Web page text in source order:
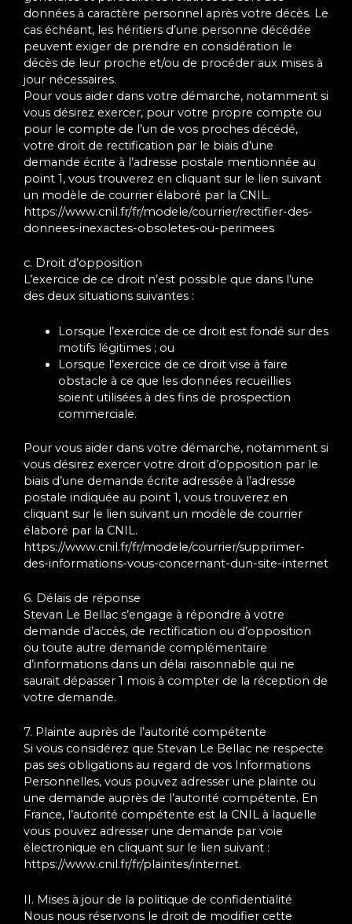
données à caractère personnel après votre décès. Le
cas échéant, les héritiers d’une personne décédée
peuvent exiger de prendre en considération le
décès de leur proche et/ou de procéder aux mises à
jour nécessaires.
Pour vous aider dans votre démarche, notamment si
vous désirez exercer, pour votre propre compte ou
pour le compte de l’un de vos proches décédé,
votre droit de rectification par le biais d’une
demande écrite à l’adresse postale mentionnée au
point 1, vous trouverez en cliquant sur le lien suivant
un modèle de courrier élaboré par la CNIL.
https://www.cnil.fr/fr/modele/courrier/rectifier-des-
donnees-inexactes-obsoletes-ou-perimees
c. Droit d’opposition
L’exercice de ce droit n’est possible que dans l’une
des deux situations suivantes :
Lorsque l’exercice de ce droit est fondé sur des
motifs légitimes ; ou
Lorsque l’exercice de ce droit vise à faire
obstacle à ce que les données recueillies
soient utilisées à des fins de prospection
commerciale.
Pour vous aider dans votre démarche, notamment si
vous désirez exercer votre droit d’opposition par le
biais d’une demande écrite adressée à l’adresse
postale indiquée au point 1, vous trouverez en
cliquant sur le lien suivant un modèle de courrier
élaboré par la CNIL.
https://www.cnil.fr/fr/modele/courrier/supprimer-
des-informations-vous-concernant-dun-site-internet
6. Délais de réponse
Stevan Le Bellac s’engage à répondre à votre
demande d’accès, de rectification ou d’opposition
ou toute autre demande complémentaire
d’informations dans un délai raisonnable qui ne
saurait dépasser 1 mois à compter de la réception de
votre demande.
7. Plainte auprès de l’autorité compétente
Si vous considérez que Stevan Le Bellac ne respecte
pas ses obligations au regard de vos Informations
Personnelles, vous pouvez adresser une plainte ou
une demande auprès de l’autorité compétente. En
France, l’autorité compétente est la CNIL à laquelle
vous pouvez adresser une demande par voie
électronique en cliquant sur le lien suivant :
https://www.cnil.fr/fr/plaintes/internet.
II. Mises à jour de la politique de confidentialité
Nous nous réservons le droit de modifier cette